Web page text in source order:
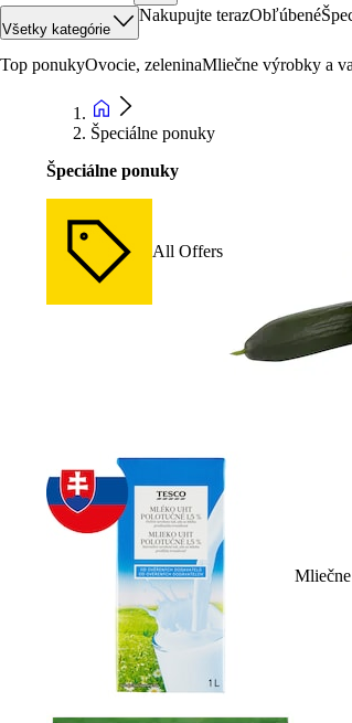
Všetky kategórie
Nakupujte terazObľúbené
Top ponukyOvocie, zeleninaMliečne výrobky a
Špeciálne ponuky
Špeciálne ponuky
All Offers